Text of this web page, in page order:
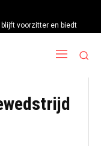
blijft voorzitter en biedt